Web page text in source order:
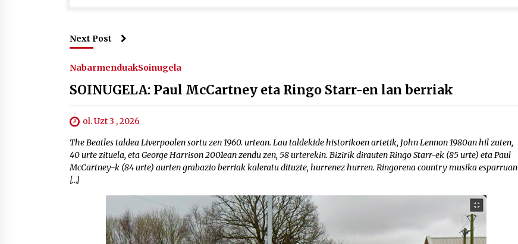
Next Post
NabarmenduakSoinugela
SOINUGELA: Paul McCartney eta Ringo Starr-en lan berriak
ol. Uzt 3 , 2026
The Beatles taldea Liverpoolen sortu zen 1960. urtean. Lau taldekide historikoen artetik, John Lennon 1980an hil zuten,
40 urte zituela, eta George Harrison 2001ean zendu zen, 58 urterekin. Bizirik dirauten Ringo Starr-ek (85 urte) eta Paul
McCartney-k (84 urte) aurten grabazio berriak kaleratu dituzte, hurrenez hurren. Ringorena country musika esparruan
[…]